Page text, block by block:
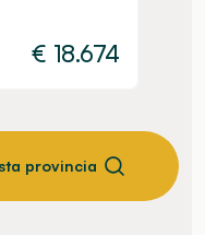
€ 18.674
provincia